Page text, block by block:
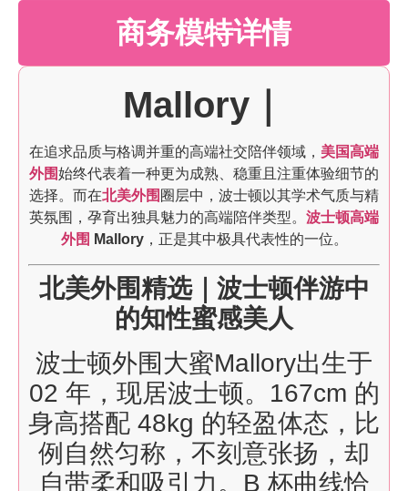
商务模特详情
Mallory｜
在追求品质与格调并重的高端社交陪伴领域， 美国高端
外围始终代表着一种更为成熟、稳重且注重体验细节的
选择。而在北美外围 圈层中，波士顿以其学术气质与精
英氛围，孕育出独具魅力的高端陪伴类型。 波士顿高端
外围 Mallory，正是其中极具代表性的一位。
北美外围精选｜波士顿伴游中
的知性蜜感美人
波士顿外围大蜜Mallory出生于
02 年，现居波士顿。167cm 的
身高搭配 48kg 的轻盈体态，比
例自然匀称，不刻意张扬，却
自带柔和吸引力。B 杯曲线恰